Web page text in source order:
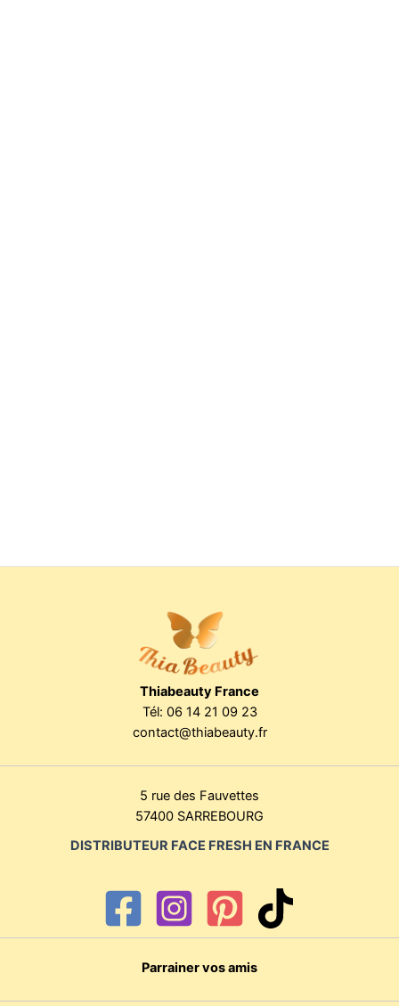
Thiabeauty France
Tél: 06 14 21 09 23
contact@thiabeauty.fr
5 rue des Fauvettes
57400 SARREBOURG
DISTRIBUTEUR FACE FRESH EN FRANCE
Parrainer vos amis